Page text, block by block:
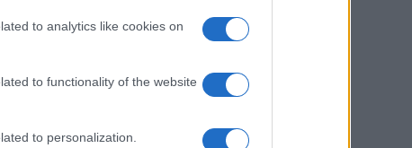
to analytics like cookies on
to functionality of the website
to personalization.
μαλακά “Comfort”
επίσης να
του οδηγού
για το Insignia GSi